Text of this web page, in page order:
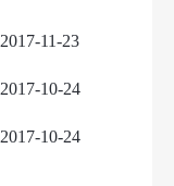
2017-11-23
2017-10-24
2017-10-24